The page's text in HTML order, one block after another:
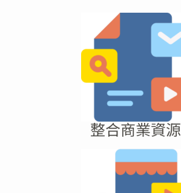
整合商業資源